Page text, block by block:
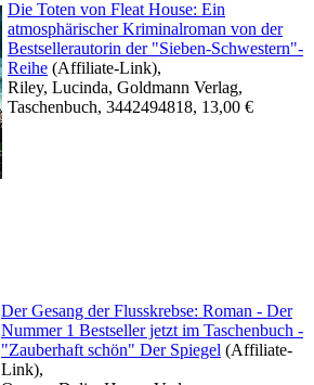
Die Toten von Fleat House: Ein
atmosphärischer Kriminalroman von der
Bestsellerautorin der "Sieben-Schwestern"-
Reihe (Affiliate-Link),
Riley, Lucinda, Goldmann Verlag,
Taschenbuch, 3442494818, 13,00 €
Der Gesang der Flusskrebse: Roman - Der
Nummer 1 Bestseller jetzt im Taschenbuch -
"Zauberhaft schön" Der Spiegel (Affiliate-
Link),